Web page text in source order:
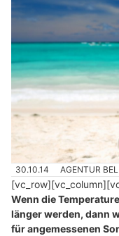
30.10.14 AGENTUR
Wenn die
länger werden, dann
für angemessenen